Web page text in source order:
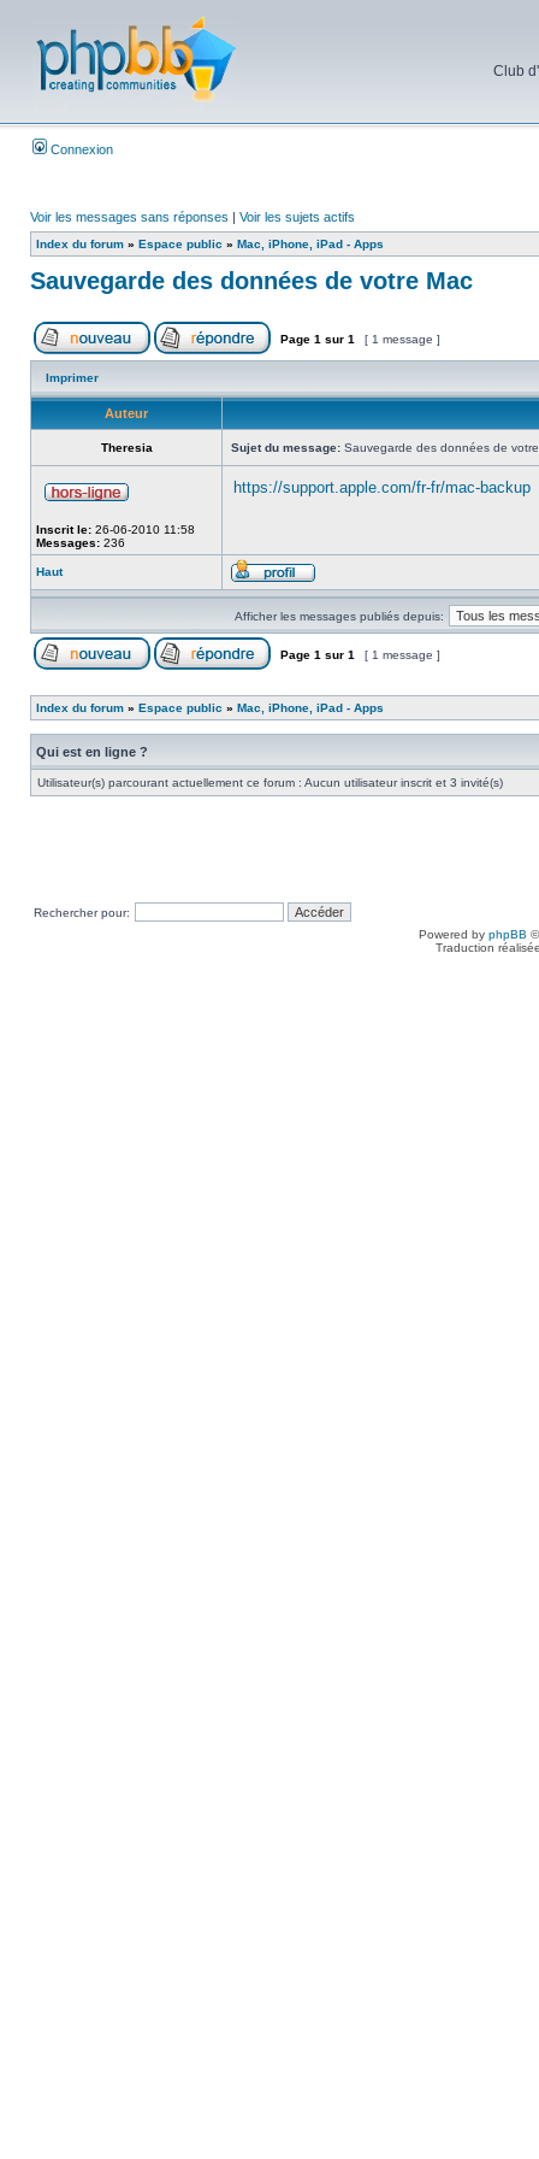
Club
Connexion
Voir les messages sans réponses | Voir les sujets actifs
Index du forum » Espace public » Mac, iPhone, iPad - Apps
Sauvegarde des données de votre Mac
Page 1 sur 1 [ 1 message ]
Imprimer
Auteur
Theresia Sujet du message: Sauvegarde des données de
Inscrit le: 26-06-2010 11:58
Messages: 236
https://support.apple.com/fr-fr/mac-backup
Haut
Afficher les messages publiés depuis:
Page 1 sur 1 [ 1 message ]
Index du forum » Espace public » Mac, iPhone, iPad - Apps
Qui est en ligne ?
Utilisateur(s) parcourant actuellement ce forum : Aucun utilisateur inscrit et 3 invité(s)
Rechercher pour:
Powered by phpBB
Traduction